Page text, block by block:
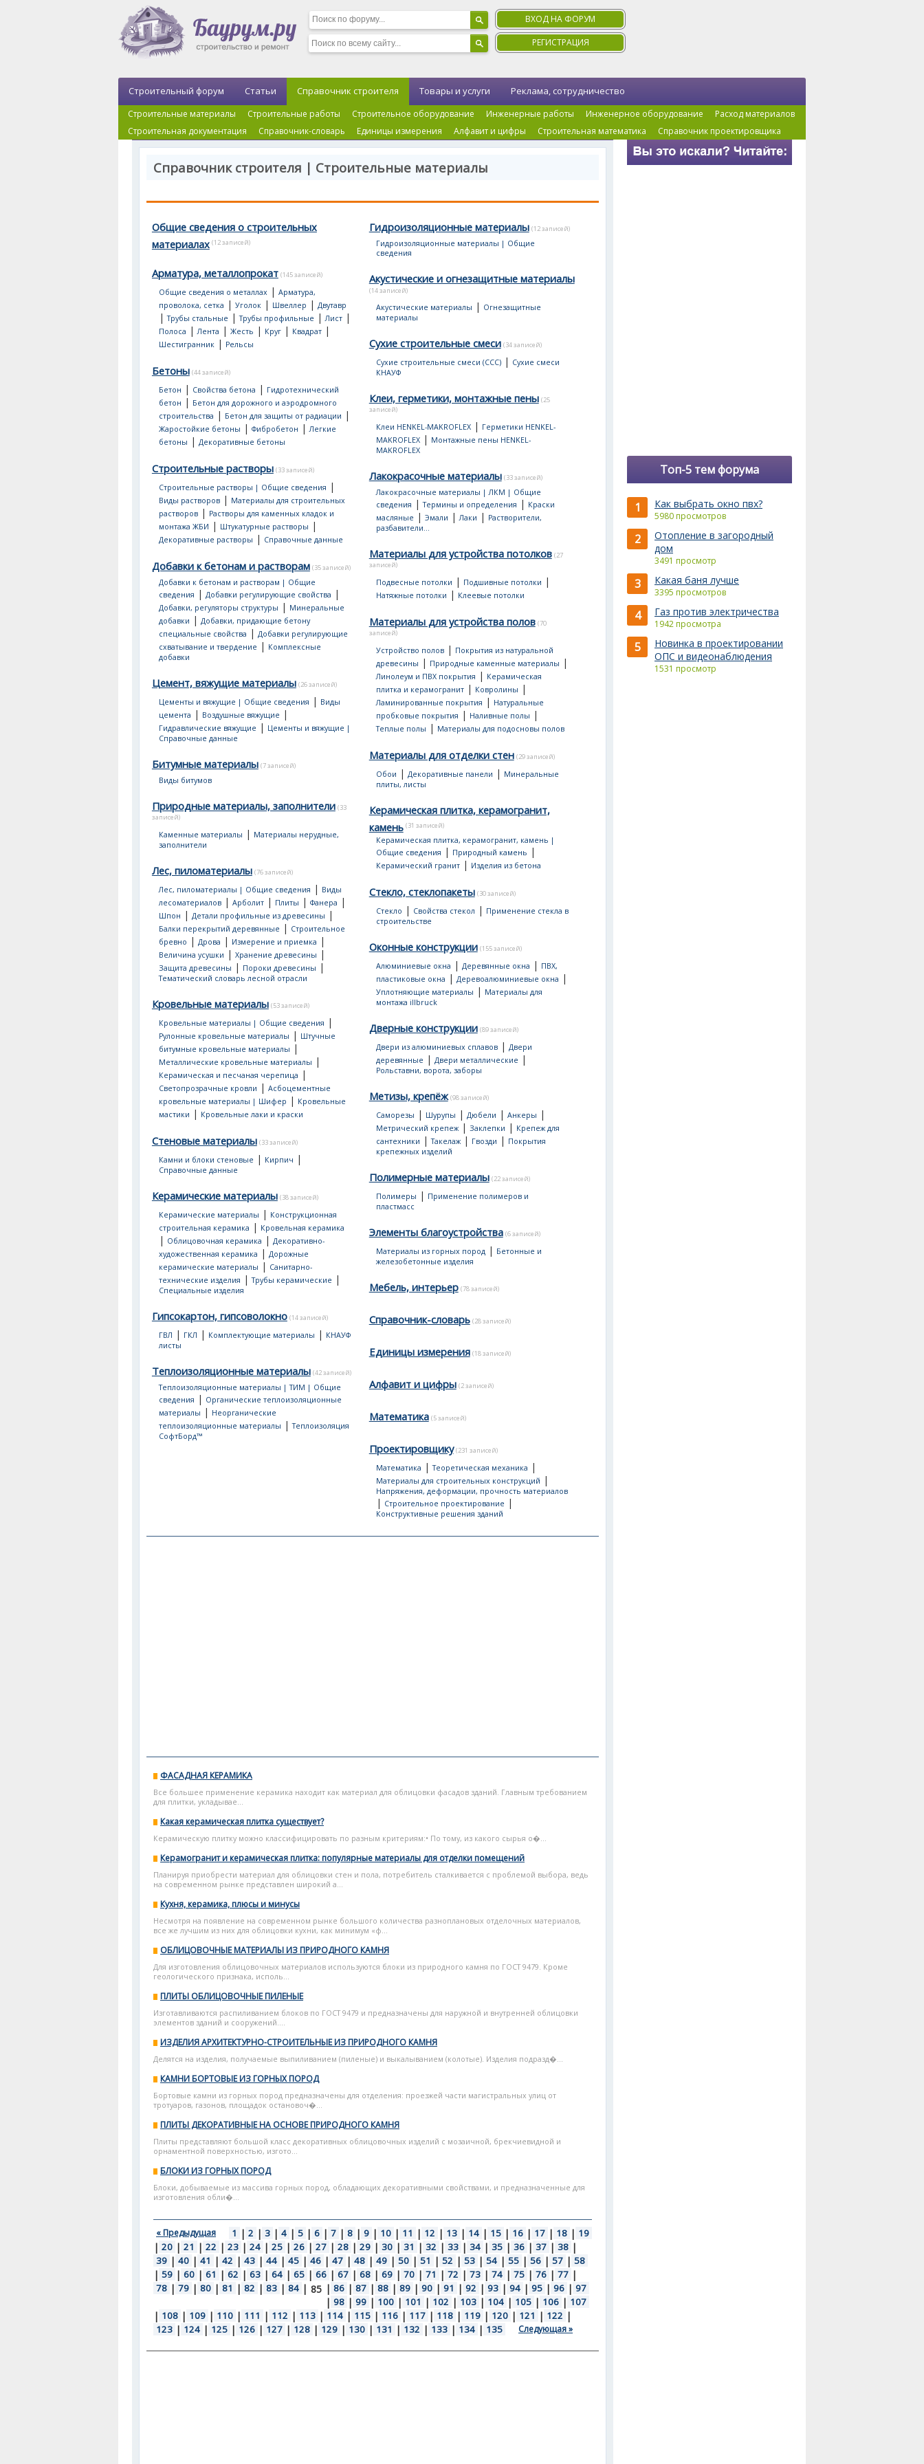
ВХОД НА ФОРУМ
РЕГИСТРАЦИЯ
Строительный форум Статьи Справочник строителя
Строительные материалы Строительные работы Строительное оборудование Инженерные работы Инженерное оборудование
Расход материалов
Строительная документация
Справочник-словарь Единицы измерения Алфавит и цифры Строительная математика Справочник проектировщика
Товары и услуги Реклама, сотрудничество
Справочник строителя | Строительные материалы
Общие сведения о строительных
материалах (12 записей)
Арматура, металлопрокат (145 записей)
Общие сведения о металлах| Арматура,
проволока, сетка | Уголок| Швеллер | Двутавр
|Трубы стальные |Трубы профильные |Лист|
Полоса |Лента | Жесть | Круг| Квадрат|
Шестигранник| Рельсы
Бетоны (44 записей)
Бетон | Свойства бетона | Гидротехнический
бетон | Бетон для дорожного и аэродромного
строительства | Бетон для защиты от радиации |
Жаростойкие бетоны | Фибробетон |Легкие
бетоны | Декоративные бетоны
Строительные растворы (33 записей)
Строительные растворы | Общие сведения |
Виды растворов| Материалы для строительных
растворов| Растворы для каменных кладок и
монтажа ЖБИ | Штукатурные растворы |
Декоративные растворы | Справочные данные
Добавки к бетонам и растворам (35 записей)
Добавки к бетонам и растворам | Общие
сведения | Добавки регулирующие свойства |
Добавки, регуляторы структуры | Минеральные
добавки | Добавки, придающие бетону
специальные свойства | Добавки регулирующие
схватывание и твердение | Комплексные
добавки
Цемент, вяжущие материалы (26 записей)
Цементы и вяжущие | Общие сведения | Виды
цемента | Воздушные вяжущие |
Гидравлические вяжущие | Цементы и вяжущие |
Справочные данные
Битумные материалы (7 записей)
Виды битумов
Природные материалы, заполнители (33
записей)
Каменные материалы | Материалы нерудные,
заполнители
Лес, пиломатериалы (76 записей)
Лес, пиломатериалы | Общие сведения | Виды
лесоматериалов| Арболит| Плиты | Фанера |
Шпон | Детали профильные из древесины |
Балки перекрытий деревянные | Строительное
бревно | Дрова | Измерение и приемка |
Величина усушки | Хранение древесины |
Защита древесины | Пороки древесины |
Тематический словарь лесной отрасли
Кровельные материалы (53 записей)
Кровельные материалы | Общие сведения |
Рулонные кровельные материалы | Штучные
битумные кровельные материалы |
Металлические кровельные материалы |
Керамическая и песчаная черепица |
Светопрозрачные кровли | Асбоцементные
кровельные материалы | Шифер | Кровельные
мастики | Кровельные лаки и краски
Стеновые материалы (33 записей)
Камни и блоки стеновые | Кирпич |
Справочные данные
Керамические материалы (38 записей)
Керамические материалы | Конструкционная
строительная керамика | Кровельная керамика
| Облицовочная керамика | Декоративно-
художественная керамика | Дорожные
керамические материалы | Санитарно-
технические изделия |Трубы керамические |
Специальные изделия
Гипсокартон, гипсоволокно (14 записей)
ГВЛ | ГКЛ | Комплектующие материалы | КНАУФ
листы
Теплоизоляционные материалы (42 записей)
Теплоизоляционные материалы | ТИМ | Общие
сведения | Органические теплоизоляционные
материалы | Неорганические
теплоизоляционные материалы |Теплоизоляция
СофтБорд™
Гидроизоляционные материалы (12 записей)
Гидроизоляционные материалы | Общие
сведения
Акустические и огнезащитные материалы
(14 записей)
Акустические материалы | Огнезащитные
материалы
Сухие строительные смеси (34 записей)
Сухие строительные смеси (ССС)| Сухие смеси
КНАУФ
Клеи, герметики, монтажные пены (25
записей)
Клеи HENKEL-MAKROFLEX| Герметики HENKEL-
MAKROFLEX| Монтажные пены HENKEL-
MAKROFLEX
Лакокрасочные материалы (33 записей)
Лакокрасочные материалы | ЛКМ | Общие
сведения |Термины и определения | Краски
масляные | Эмали |Лаки | Растворители,
разбавители...
Материалы для устройства потолков (27
записей)
Подвесные потолки | Подшивные потолки |
Натяжные потолки | Клеевые потолки
Материалы для устройства полов (70
записей)
Устройство полов| Покрытия из натуральной
древесины | Природные каменные материалы |
Линолеум и ПВХ покрытия | Керамическая
плитка и керамогранит| Ковролины |
Ламинированные покрытия | Натуральные
пробковые покрытия | Наливные полы |
Теплые полы | Материалы для подосновы полов
Материалы для отделки стен (29 записей)
Обои | Декоративные панели | Минеральные
плиты, листы
Керамическая плитка, керамогранит,
камень (31 записей)
Керамическая плитка, керамогранит, камень |
Общие сведения | Природный камень |
Керамический гранит| Изделия из бетона
Стекло, стеклопакеты (30 записей)
Стекло | Свойства стекол | Применение стекла в
строительстве
Оконные конструкции (155 записей)
Алюминиевые окна | Деревянные окна | ПВХ,
пластиковые окна | Деревоалюминиевые окна |
Уплотняющие материалы | Материалы для
монтажа illbruck
Дверные конструкции (89 записей)
Двери из алюминиевых сплавов| Двери
деревянные | Двери металлические |
Рольставни, ворота, заборы
Метизы, крепёж (98 записей)
Саморезы | Шурупы | Дюбели | Анкеры |
Метрический крепеж| Заклепки | Крепеж для
сантехники |Такелаж| Гвозди | Покрытия
крепежных изделий
Полимерные материалы (22 записей)
Полимеры | Применение полимеров и
пластмасс
Элементы благоустройства (6 записей)
Материалы из горных пород| Бетонные и
железобетонные изделия
Мебель, интерьер (78 записей)
Справочник-словарь (28 записей)
Единицы измерения (18 записей)
Алфавит и цифры (2 записей)
Математика (5 записей)
Проектировщику (231 записей)
Математика |Теоретическая механика |
Материалы для строительных конструкций |
Напряжения, деформации, прочность материалов
| Строительное проектирование |
Конструктивные решения зданий
ФАСАДНАЯ КЕРАМИКА
Все большее применение керамика находит как материал для облицовки фасадов зданий. Главным требованием
для плитки, укладывае...
Какая керамическая плитка существует?
Керамическую плитку можно классифицировать по разным критериям:• По тому, из какого сырья о�...
Керамогранит и керамическая плитка: популярные материалы для отделки помещений
Планируя приобрести материал для облицовки стен и пола, потребитель сталкивается с проблемой выбора, ведь
на современном рынке представлен широкий а...
Кухня, керамика, плюсы и минусы
Несмотря на появление на современном рынке большого количества разноплановых отделочных материалов,
все же лучшим из них для облицовки кухни, как минимум «ф...
ОБЛИЦОВОЧНЫЕ МАТЕРИАЛЫ ИЗ ПРИРОДНОГО КАМНЯ
Для изготовления облицовочных материалов используются блоки из природного камня по ГОСТ 9479. Кроме
геологического признака, исполь...
ПЛИТЫ ОБЛИЦОВОЧНЫЕ ПИЛЕНЫЕ
Изготавливаются распиливанием блоков по ГОСТ 9479 и предназначены для наружной и внутренней облицовки
элементов зданий и сооружений....
ИЗДЕЛИЯ АРХИТЕКТУРНО-СТРОИТЕЛЬНЫЕ ИЗ ПРИРОДНОГО КАМНЯ
Делятся на изделия, получаемые выпиливанием (пиленые) и выкалыванием (колотые). Изделия подразд�...
КАМНИ БОРТОВЫЕ ИЗ ГОРНЫХ ПОРОД
Бортовые камни из горных пород предназначены для отделения: проезжей части магистральных улиц от
тротуаров, газонов, площадок остановоч�...
ПЛИТЫ ДЕКОРАТИВНЫЕ НА ОСНОВЕ ПРИРОДНОГО КАМНЯ
Плиты представляют большой класс декоративных облицовочных изделий с мозаичной, брекчиевидной и
орнаментной поверхностью, изгото...
БЛОКИ ИЗ ГОРНЫХ ПОРОД
Блоки, добываемые из массива горных пород, обладающих декоративными свойствами, и предназначенные для
изготовления обли�...
« Предыдущая 1 | 2 | 3 | 4 | 5 | 6 | 7 | 8 | 9 | 10 | 11 | 12 | 13 | 14 | 15 | 16 | 17 | 18 | 19
| 20 | 21 | 22 | 23 | 24 | 25 | 26 | 27 | 28 | 29 | 30 | 31 | 32 | 33 | 34 | 35 | 36 | 37 | 38 |
39 | 40 | 41 | 42 | 43 | 44 | 45 | 46 | 47 | 48 | 49 | 50 | 51 | 52 | 53 | 54 | 55 | 56 | 57 | 58
| 59 | 60 | 61 | 62 | 63 | 64 | 65 | 66 | 67 | 68 | 69 | 70 | 71 | 72 | 73 | 74 | 75 | 76 | 77 |
78 | 79 | 80 | 81 | 82 | 83 | 84 | 85 | 86 | 87 | 88 | 89 | 90 | 91 | 92 | 93 | 94 | 95 | 96 | 97
| 98 | 99 | 100 | 101 | 102 | 103 | 104 | 105 | 106 | 107
| 108 | 109 | 110 | 111 | 112 | 113 | 114 | 115 | 116 | 117 | 118 | 119 | 120 | 121 | 122 |
123 | 124 | 125 | 126 | 127 | 128 | 129 | 130 | 131 | 132 | 133 | 134 | 135 Следующая »
Топ-5 тем форума
1 Как выбрать окно пвх?
5980 просмотров
2
Отопление в загородный
дом
3491 просмотр
3 Какая баня лучше
3395 просмотров
4 Газ против электричества
1942 просмотра
5
Новинка в проектировании
ОПС и видеонаблюдения
1531 просмотр